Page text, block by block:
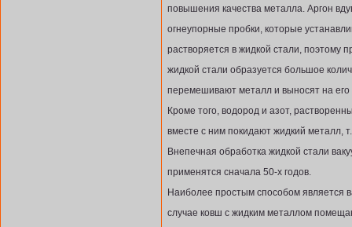
повышения качества металла. Аргон
огнеупорные пробки, которые
растворяется в жидкой стали, поэтому
жидкой стали образуется большое
перемешивают металл и выносят на его
Кроме того, водород и азот,
вместе с ним покидают жидкий металл,
Внепечная обработка жидкой стали
применятся сначала 50-х годов.
Наиболее простым способом является
случае ковш с жидким металлом